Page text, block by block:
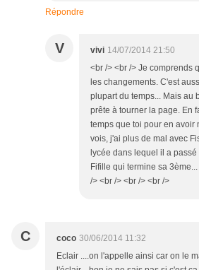
Répondre
V vivi 14/07/2014 21:50
<br /> <br /> Je comprends
les changements. C'est
plupart du temps... Mais au
prête à tourner la page. En
temps que toi pour en avoir
vois, j'ai plus de mal avec
lycée dans lequel il a
Fifille qui termine sa
/> <br /> <br /> <br />
C coco 30/06/2014 11:32
Eclair ....on l'appelle ainsi car on le